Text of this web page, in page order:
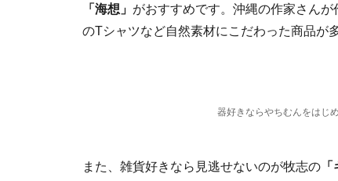
「海想」 がおすすめです。沖縄の作家さん
のTシャツなど自然素材にこだわった商品が
器好きならやちむんをはじ
また、雑貨好きなら見逃せないのが牧志の